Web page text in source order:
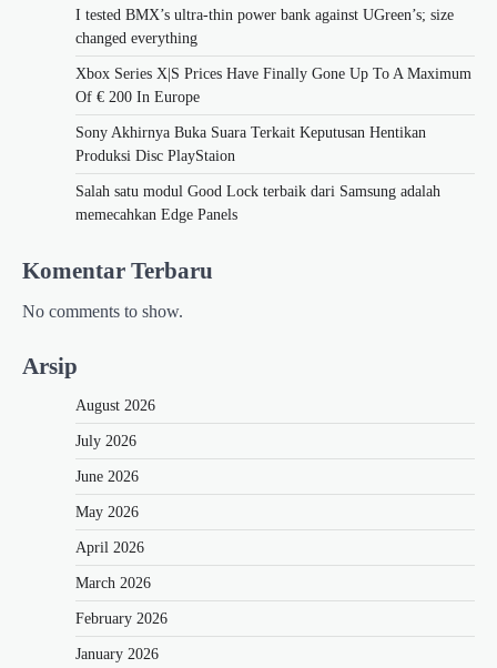
I tested BMX’s ultra-thin power bank against UGreen’s; size
changed everything
Xbox Series X|S Prices Have Finally Gone Up To A Maximum
Of € 200 In Europe
Sony Akhirnya Buka Suara Terkait Keputusan Hentikan
Produksi Disc PlayStaion
Salah satu modul Good Lock terbaik dari Samsung adalah
memecahkan Edge Panels
Komentar Terbaru
No comments to show.
Arsip
August 2026
July 2026
June 2026
May 2026
April 2026
March 2026
February 2026
January 2026